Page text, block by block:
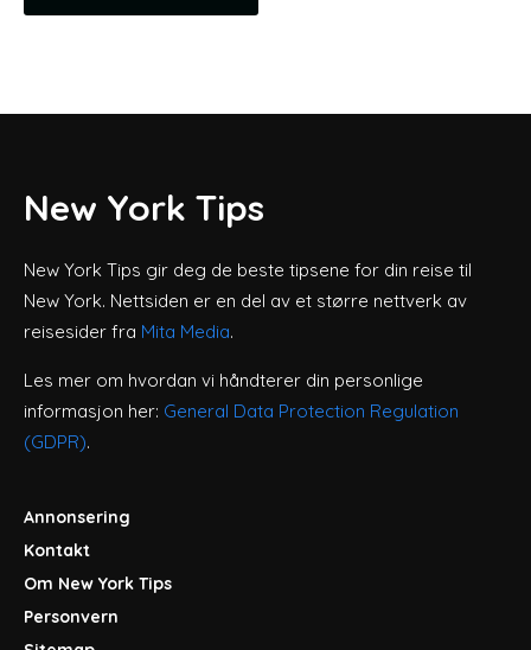
New York Tips
New York Tips gir deg de beste tipsene for din reise til
New York. Nettsiden er en del av et større nettverk av
reisesider fra Mita Media.
Les mer om hvordan vi håndterer din personlige
informasjon her: General Data Protection Regulation
(GDPR).
Annonsering
Kontakt
Om New York Tips
Personvern